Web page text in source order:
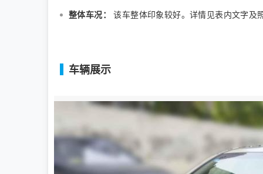
整体车况： 该车整体印象较好。详情见表内文字及
车辆展示